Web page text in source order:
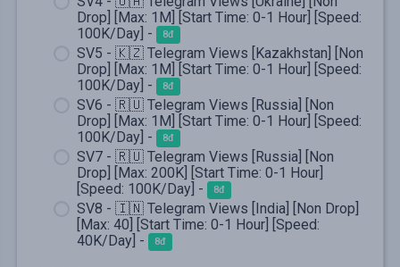
Drop] [Max: 1M] [Start Time: 0-1 Hour] [Speed:
100K/Day] -
8đ
SV5 - 🇰🇿 Telegram Views [Kazakhstan] [Non
Drop] [Max: 1M] [Start Time: 0-1 Hour] [Speed:
100K/Day] -
8đ
SV6 - 🇷🇺 Telegram Views [Russia] [Non
Drop] [Max: 1M] [Start Time: 0-1 Hour] [Speed:
100K/Day] -
8đ
SV7 - 🇷🇺 Telegram Views [Russia] [Non
Drop] [Max: 200K] [Start Time: 0-1 Hour]
[Speed: 100K/Day] -
8đ
SV8 - 🇮🇳 Telegram Views [India] [Non Drop]
[Max: 40] [Start Time: 0-1 Hour] [Speed:
40K/Day] -
8đ